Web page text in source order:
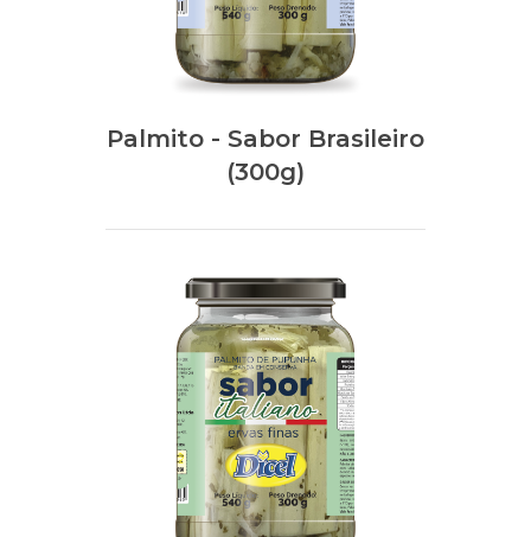
Palmito - Sabor Brasileiro
(300g)